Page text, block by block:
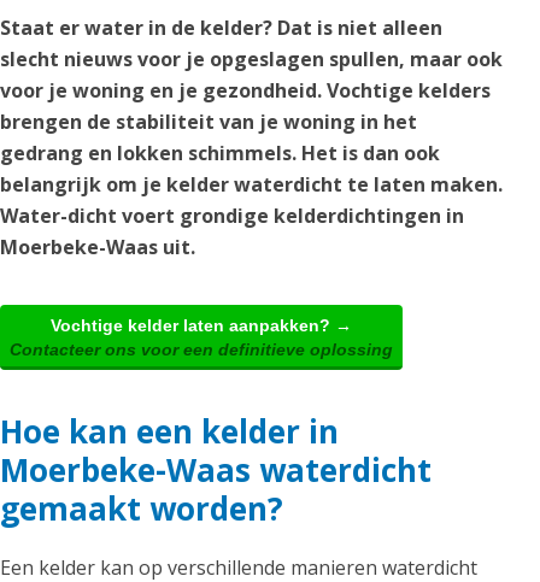
Staat er water in de kelder? Dat is niet alleen
slecht nieuws voor je opgeslagen spullen, maar ook
voor je woning en je gezondheid. Vochtige kelders
brengen de stabiliteit van je woning in het
gedrang en lokken schimmels. Het is dan ook
belangrijk om je kelder waterdicht te laten maken.
Water-dicht voert grondige kelderdichtingen in
Moerbeke-Waas uit.
Vochtige kelder laten aanpakken? →
Contacteer ons voor een definitieve oplossing
Hoe kan een kelder in
Moerbeke-Waas waterdicht
gemaakt worden?
Een kelder kan op verschillende manieren waterdicht